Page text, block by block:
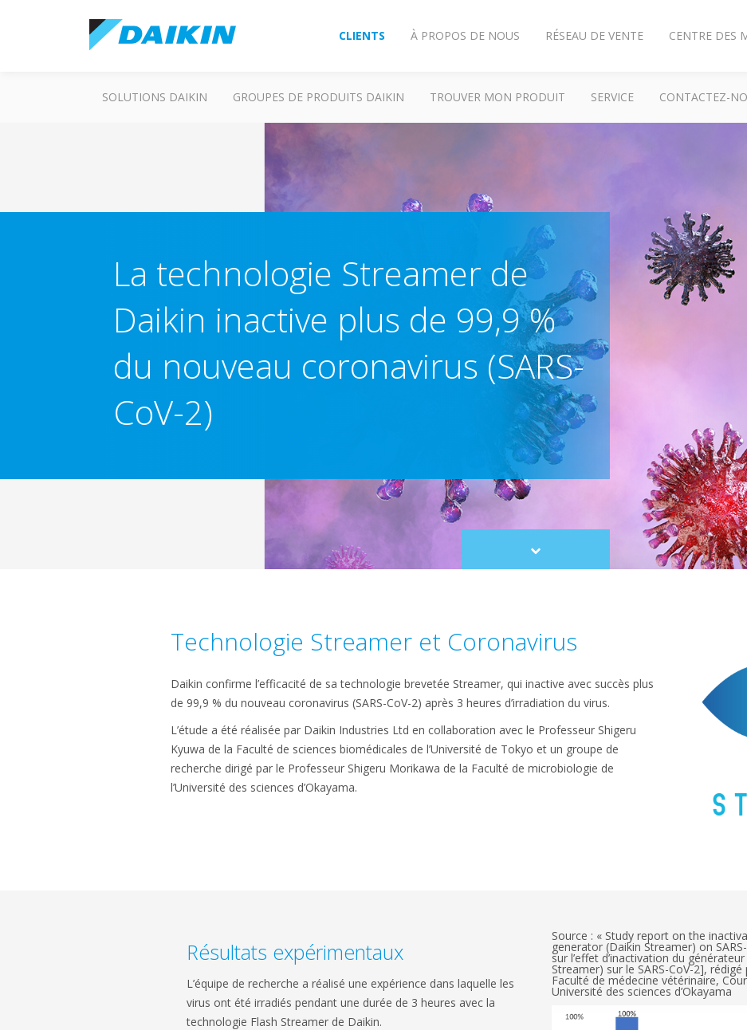
CLIENTS À PROPOS DE NOUS RÉSEAU DE VENTE CENTRE DES
SOLUTIONS DAIKIN GROUPES DE PRODUITS DAIKIN TROUVER MON PRODUIT SERVICE CONTACTEZ-
La technologie Streamer de
Daikin inactive plus de 99,9 %
du nouveau coronavirus (SARS-
CoV-2)
Scroll
to
Technologie Streamer et Coronavirus
Daikin confirme l’efficacité de sa technologie brevetée Streamer, qui inactive avec succès plus
de 99,9 % du nouveau coronavirus (SARS-CoV-2) après 3 heures d’irradiation du virus.
L’étude a été réalisée par Daikin Industries Ltd en collaboration avec le Professeur Shigeru
Kyuwa de la Faculté de sciences biomédicales de l’Université de Tokyo et un groupe de
recherche dirigé par le Professeur Shigeru Morikawa de la Faculté de microbiologie de
l’Université des sciences d’Okayama.
Résultats expérimentaux
L’équipe de recherche a réalisé une expérience dans laquelle les
virus ont été irradiés pendant une durée de 3 heures avec la
technologie Flash Streamer de Daikin.
Source : « Study report on the
generator (Daikin Streamer) on
sur l’effet d’inactivation du
Streamer) sur le SARS-CoV-2],
Faculté de médecine vétérinaire,
Université des sciences d’Okayama